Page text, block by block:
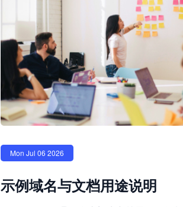
Mon Jul 06 2026
示例域名与文档用途说明